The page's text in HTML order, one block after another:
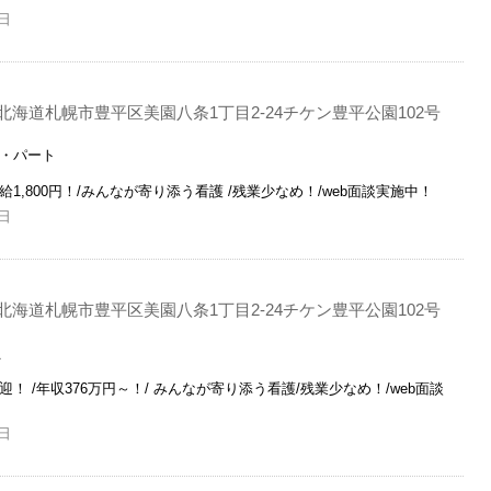
海道札幌市豊平区美園八条1丁目2-24チケン豊平公園102号
パート
1,800円！/みんなが寄り添う看護 /残業少なめ！/web面談実施中！
海道札幌市豊平区美園八条1丁目2-24チケン豊平公園102号
！ /年収376万円～！/ みんなが寄り添う看護/残業少なめ！/web面談